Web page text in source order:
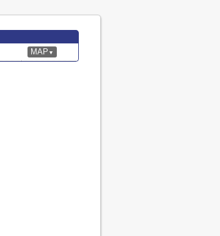
MAP ▼